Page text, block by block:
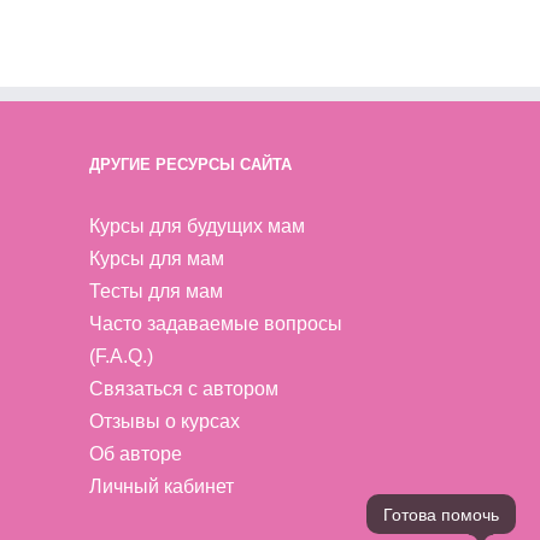
ДРУГИЕ РЕСУРСЫ САЙТА
Курсы для будущих мам
Курсы для мам
Тесты для мам
Часто задаваемые вопросы
(F.A.Q.)
Связаться с автором
Отзывы о курсах
Об авторе
Личный кабинет
Готова помочь